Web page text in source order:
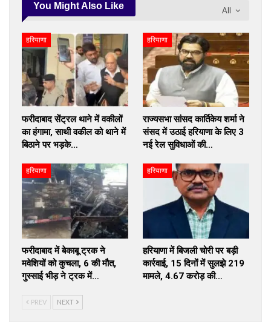
All
You Might Also Like
हरियाणा
फरीदाबाद सेंट्रल थाने में वकीलों
का हंगामा, साथी वकील को थाने में
बिठाने पर भड़के…
हरियाणा
राज्यसभा सांसद कार्तिकेय शर्मा ने
संसद में उठाई हरियाणा के लिए 3
नई रेल सुविधाओं की…
हरियाणा
फरीदाबाद में बेकाबू ट्रक ने
मवेशियों को कुचला, 6 की मौत,
गुस्साई भीड़ ने ट्रक में…
हरियाणा
हरियाणा में बिजली चोरी पर बड़ी
कार्रवाई, 15 दिनों में सुलझे 219
मामले, ₹4.67 करोड़ की…
PREV NEXT